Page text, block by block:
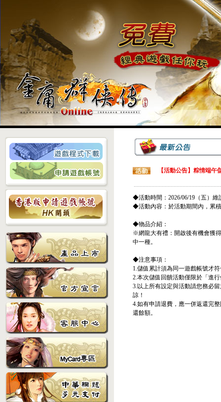
【活動公告】粽情端
◆活動時間：2026/06/19（五）維
◆活動內容：於活動期間內，累
◆物品介紹：
※網龍大有禮：開啟後有機會獲
中一種。
◆注意事項：
1.儲值累計須為同一遊戲帳號才
2.本次儲值回饋活動僅限於「進
3.以上所有設定與活動請您務必
諒！
4.如有申請退費，應一併返還完
還餘額。